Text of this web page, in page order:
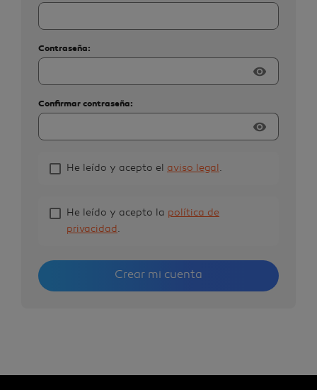
Contraseña:
visibility
Confirmar contraseña:
visibility
He leído y acepto el aviso legal.
He leído y acepto la política de
privacidad.
Crear mi cuenta